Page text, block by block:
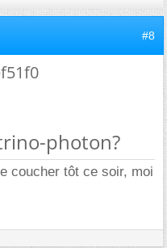
#8
photon?
coucher tôt ce soir, moi